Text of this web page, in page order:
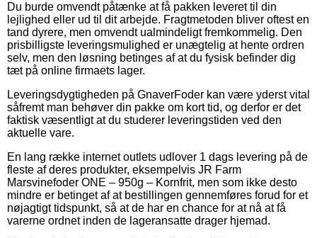
Du burde omvendt påtænke at få pakken leveret til din
lejlighed eller ud til dit arbejde. Fragtmetoden bliver oftest en
tand dyrere, men omvendt ualmindeligt fremkommelig. Den
prisbilligste leveringsmulighed er unægtelig at hente ordren
selv, men den løsning betinges af at du fysisk befinder dig
tæt på online firmaets lager.
Leveringsdygtigheden på GnaverFoder kan være yderst vital
såfremt man behøver din pakke om kort tid, og derfor er det
faktisk væsentligt at du studerer leveringstiden ved den
aktuelle vare.
En lang række internet outlets udlover 1 dags levering på de
fleste af deres produkter, eksempelvis JR Farm
Marsvinefoder ONE – 950g – Kornfrit, men som ikke desto
mindre er betinget af at bestillingen gennemføres forud for et
nøjagtigt tidspunkt, så at de har en chance for at nå at få
varerne ordnet inden de lageransatte drager hjemad.